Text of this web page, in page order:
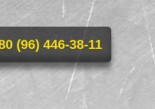
(96) 446-38-11